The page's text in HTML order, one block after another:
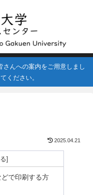
んへの案内をご用意しまし
ください。
2025.04.21
で印刷する方